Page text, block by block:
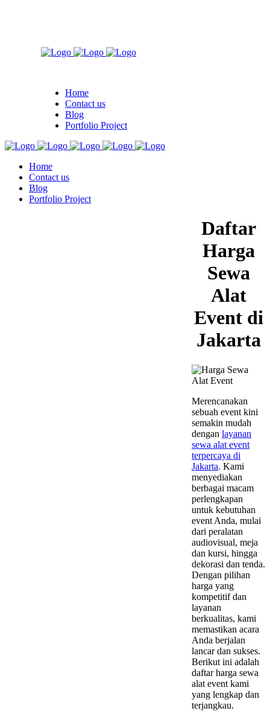
Home
Contact us
Blog
Portfolio Project
Home
Contact us
Blog
Portfolio Project
Daftar
Harga
Sewa
Alat
Event di
Jakarta
Merencanakan
sebuah event kini
semakin mudah
dengan layanan
sewa alat event
terpercaya di
Jakarta. Kami
menyediakan
berbagai macam
perlengkapan
untuk kebutuhan
event Anda, mulai
dari peralatan
audiovisual, meja
dan kursi, hingga
dekorasi dan tenda.
Dengan pilihan
harga yang
kompetitif dan
layanan
berkualitas, kami
memastikan acara
Anda berjalan
lancar dan sukses.
Berikut ini adalah
daftar harga sewa
alat event kami
yang lengkap dan
terjangkau.